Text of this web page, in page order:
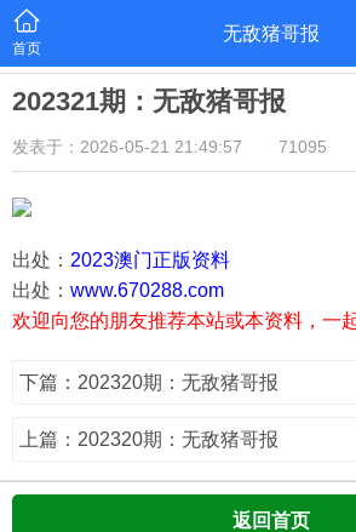
首页
无敌猪哥报
202321期：无敌猪哥报
发表于：2026-05-21 21:49:57 71095
出处： 2023澳门正版资料
出处： www.670288.com
欢迎向您的朋友推荐本站或本资料，一
下篇：202320期：无敌猪哥报
上篇：202320期：无敌猪哥报
返回首页